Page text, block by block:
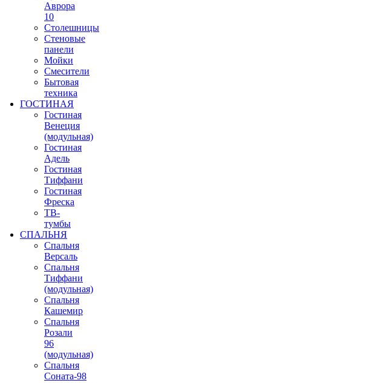
Аврора
10
Столешницы
Стеновые
панели
Мойки
Смесители
Бытовая
техника
ГОСТИНАЯ
Гостиная
Венеция
(модульная)
Гостиная
Адель
Гостиная
Тиффани
Гостиная
Фреска
ТВ-
тумбы
СПАЛЬНЯ
Спальня
Версаль
Спальня
Тиффани
(модульная)
Спальня
Кашемир
Спальня
Розали
96
(модульная)
Спальня
Соната-98